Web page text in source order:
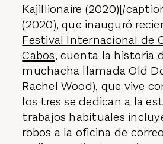
Kajillionaire (2020)[/
(2020), que inauguró
Festival Internacional de
Cabos, cuenta la historia
muchacha llamada Old
Rachel Wood), que vive
los tres se dedican a la
trabajos habituales
robos a la oficina de